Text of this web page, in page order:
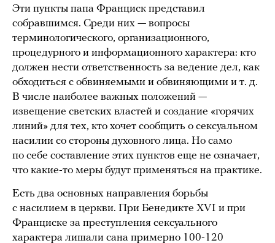
Эти пункты папа Франциск представил
собравшимся. Среди них — вопросы
терминологического, организационного,
процедурного и информационного характера: кто
должен нести ответственность за ведение дел, как
обходиться с обвиняемыми и обвиняющими и т. д.
В числе наиболее важных положений —
извещение светских властей и создание «горячих
линий» для тех, кто хочет сообщить о сексуальном
насилии со стороны духовного лица. Но само
по себе составление этих пунктов еще не означает,
что какие-то меры будут применяться на практике.
Есть два основных направления борьбы
с насилием в церкви. При Бенедикте XVI и при
Франциске за преступления сексуального
характера лишали сана примерно 100-120